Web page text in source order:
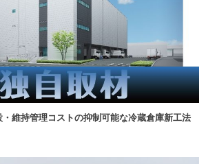
・維持管理コストの抑制可能な冷蔵倉庫新工法